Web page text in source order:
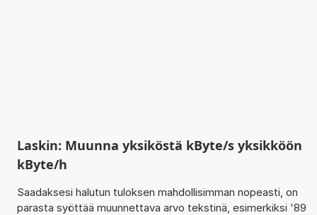
Laskin: Muunna yksiköstä kByte/s yksikköön
kByte/h
Saadaksesi halutun tuloksen mahdollisimman nopeasti, on
parasta syöttää muunnettava arvo tekstinä, esimerkiksi '89